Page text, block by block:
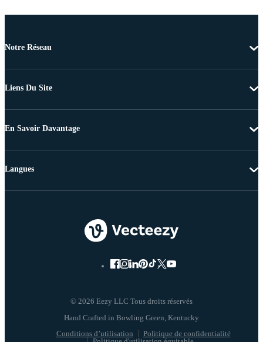
Notre Réseau
Liens Du Site
En Savoir Davantage
© 2026 Eezy LLC Tous droits réservés
Conditions d’utilisation
Politique de confidentialité
Langues